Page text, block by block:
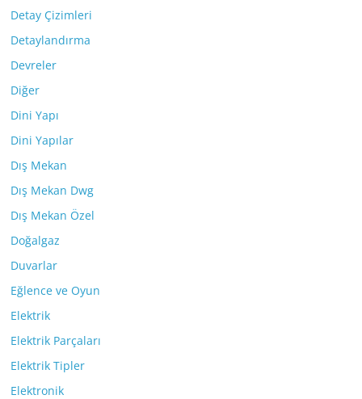
Detay Çizimleri
Detaylandırma
Devreler
Diğer
Dini Yapı
Dini Yapılar
Dış Mekan
Dış Mekan Dwg
Dış Mekan Özel
Doğalgaz
Duvarlar
Eğlence ve Oyun
Elektrik
Elektrik Parçaları
Elektrik Tipler
Elektronik